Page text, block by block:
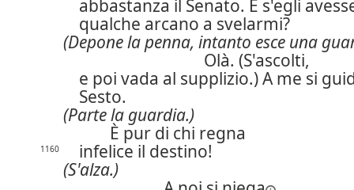
abbastanza il Senato. E s'egli
qualche arcano a svelarmi?
(Depone la penna, intanto esce una
Olà. (S'ascolti,
e poi vada al supplizio.) A me si
Sesto.
(Parte la guardia.)
È pur di chi regna
1160
infelice il destino!
(S'alza.)